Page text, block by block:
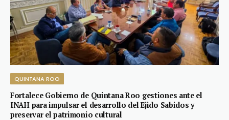
QUINTANA ROO
Fortalece Gobierno de Quintana Roo gestiones ante el
INAH para impulsar el desarrollo del Ejido Sabidos y
preservar el patrimonio cultural